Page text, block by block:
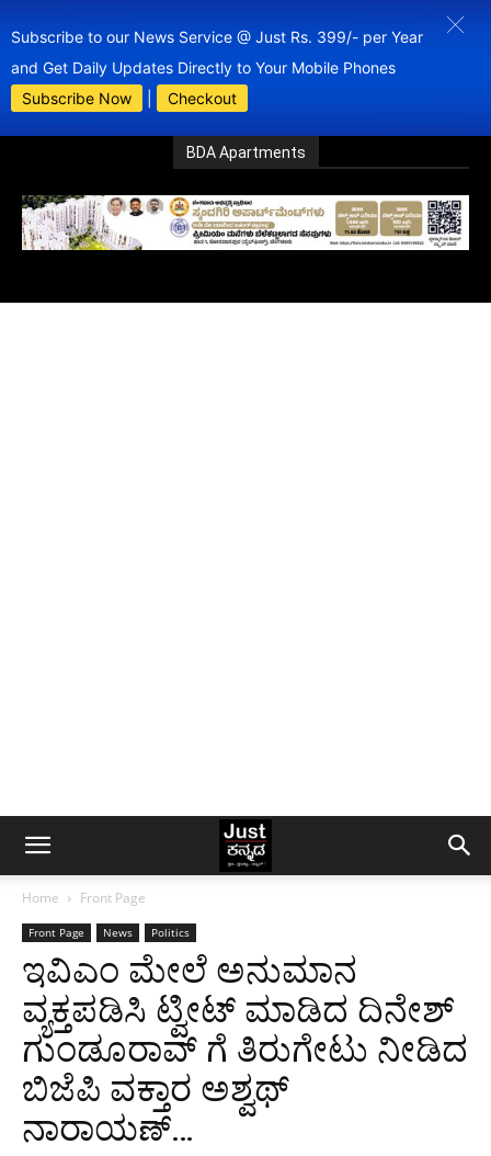
Subscribe to our News Service @ Just Rs. 399/- per Year
and Get Daily Updates Directly to Your Mobile Phones
Subscribe Now
Checkout
BDA Apartments
Home Front Page
Front Page News Politics
ಇವಿಎಂ ಮೇಲೆ ಅನುಮಾನ
ವ್ಯಕ್ತಪಡಿಸಿ ಟ್ವೀಟ್ ಮಾಡಿದ ದಿನೇಶ್
ಗುಂಡೂರಾವ್ ಗೆ ತಿರುಗೇಟು ನೀಡಿದ
ಬಿಜೆಪಿ ವಕ್ತಾರ ಅಶ್ವಥ್
ನಾರಾಯಣ್…